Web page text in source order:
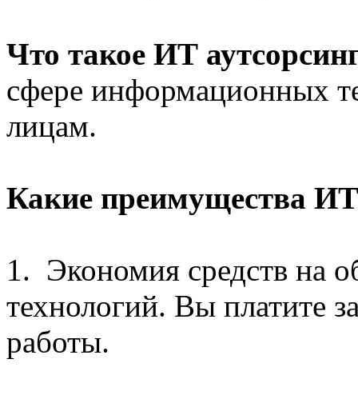
Что такое ИТ
сфере информационных
лицам.
Какие преимущества ИТ
1. Экономия средств на
технологий. Вы платите
работы.